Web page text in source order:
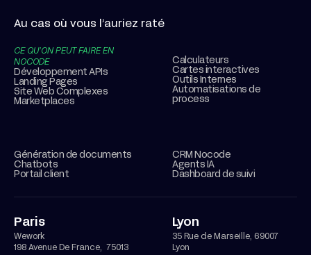
Au cas où vous l’auriez raté
CE QU’ON PEUT FAIRE EN
NOCODE
Développement APIs
Landing Pages
Site Web Complexes
Marketplaces
Calculateurs
Cartes interactives
Outils Internes
Automatisations de
process
Génération de documents
Chatbots
Portail client
CRM Nocode
Agents IA
Dashboard de suivi
Paris
Wework
198 Avenue De France, 75013
Lyon
35 Rue de Marseille, 69007
Lyon